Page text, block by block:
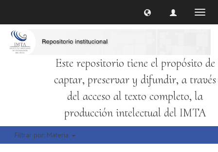
Este repositorio tiene el propósito de
captar, preservar y difundir, a través
del acceso al texto completo, la
producción intelectual del IMTA
Filtrar por: Materia